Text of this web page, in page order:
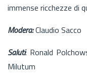
immense ricchezze di
Modera:Claudio Sacco
Saluti: Ronald
Milutum